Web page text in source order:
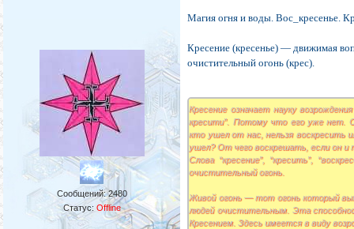
Сообщений:2480
Статус: Offline
Магия огня и воды. Вос_кресенье.
Кресение (кресенье) — движимая
очистительный огонь (крес).
Кресение означает науку
кресити”. Потому что его уже нет.
кто ушел от нас, нельзя воскресить
ушел? От чего воскрешать, если он и
Слова “кресение”, “кресить”,
очистительный огонь.
Живой огонь — тот огонь который
людей очистительным. Эта
Кресением. Здесь имеется в виду